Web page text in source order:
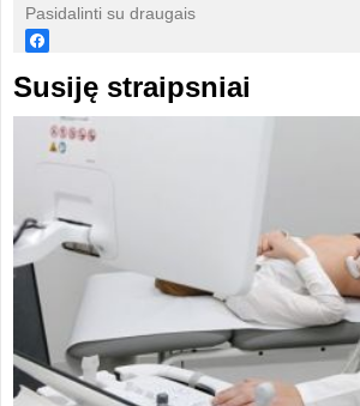
Pasidalinti su draugais
Susiję straipsniai